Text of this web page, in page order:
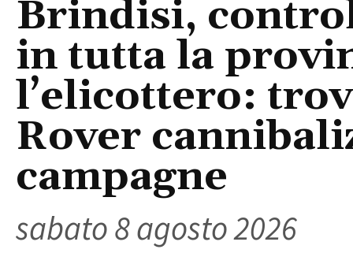
Brindisi,
in tutta la
l’elicottero:
Rover
campagne
sabato 8 agosto 2026